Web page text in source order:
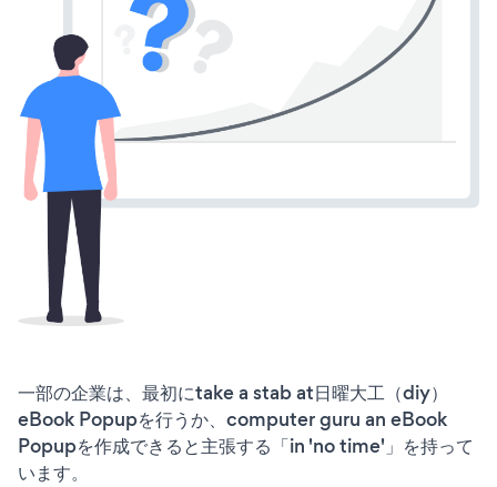
一部の企業は、最初にtake a stab at日曜大工（diy）
eBook Popupを行うか、computer guru an eBook
Popupを作成できると主張する「in 'no time'」を持って
います。